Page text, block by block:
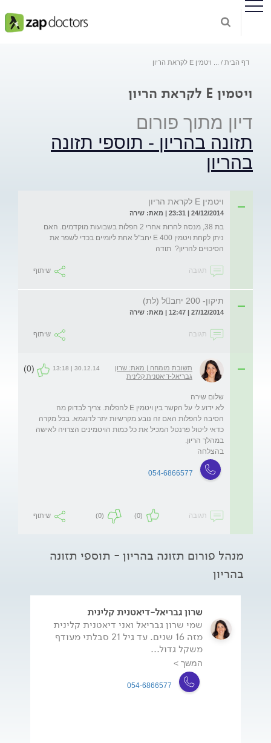
דף הבית ויטמין E לקראת הריון
ויטמין E לקראת הריון
דיון מתוך פורום
תזונה בהריון - תוספי תזונה
בהריון
ויטמין E לקראת הריון
24/12/2014 | 23:31 | מאת: שירה
בת 38, מנסה להרות אחרי 2 הפלות בשבועות מוקדמים. האם
ניתן לקחת ויטמין E 400 יחב"ל אחת ליומיים בכדי לשפר את
הסיכויים להריון?  תודה
תגובה שיתוף
תיקון- 200 יחבל (לת)
27/12/2014 | 12:47 | מאת: שירה
תגובה שיתוף
תשובת מומחה | מאת: שרון
גבריאל-דיאטנית קלינית
30.12.14 | 13:18
(0)
לא ידוע לי על הקשר בין ויטמין E להפלות. צריך לבדוק מה
הסיבה להפלות האם זה נובע מקרשיות יתר לדוגמא. בכל מקרה
כדאי ליטול פרנטל המכיל את כל כמות הויטמינים הצרויה לאישה
בהצלחה
054-6866577
תגובה (0)
(0) שיתוף
מנהל פורום תזונה בהריון - תוספי תזונה
בהריון
שרון גבריאל-דיאטנית קלינית
שמי שרון גבריאל ואני דיאטנית קלינית
מזה 16 שנים. עד גיל 21 סבלתי מעודף
משקל גדול...
המשך >
054-6866577